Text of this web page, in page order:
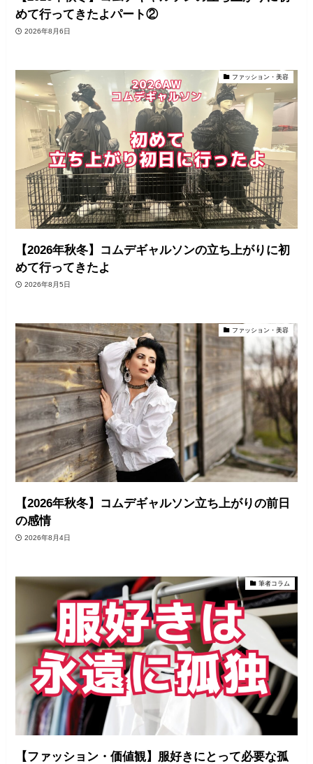
めて行ってきたよパート②
2026年8月6日
ファッション・美容
【2026年秋冬】コムデギャルソンの立ち上がりに初
めて行ってきたよ
2026年8月5日
ファッション・美容
【2026年秋冬】コムデギャルソン立ち上がりの前日
の感情
2026年8月4日
筆者コラム
【ファッション・価値観】服好きにとって必要な孤